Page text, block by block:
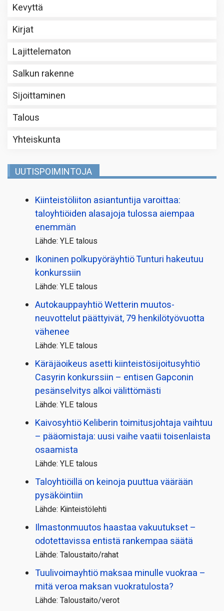
Kevyttä
Kirjat
Lajittelematon
Salkun rakenne
Sijoittaminen
Talous
Yhteiskunta
UUTISPOIMINTOJA
Kiinteistö­liiton asiantuntija varoittaa:
taloyhtiöiden alasajoja tulossa aiempaa
enemmän
Lähde: YLE talous
Ikoninen polkupyörä­yhtiö Tunturi hakeutuu
konkurssiin
Lähde: YLE talous
Autokauppayhtiö Wetterin muutos­
neuvottelut päättyivät, 79 henkilö­työvuotta
vähenee
Lähde: YLE talous
Käräjäoikeus asetti kiinteistö­sijoitusyhtiö
Casyrin konkurssiin – entisen Gapconin
pesänselvitys alkoi välittömästi
Lähde: YLE talous
Kaivosyhtiö Keliberin toimitusjohtaja vaihtuu
– pääomistaja: uusi vaihe vaatii toisenlaista
osaamista
Lähde: YLE talous
Taloyhtiöillä on keinoja puuttua väärään
pysäköintiin
Lähde: Kiinteistölehti
Ilmastonmuutos haastaa vakuutukset –
odotettavissa entistä rankempaa säätä
Lähde: Taloustaito/rahat
Tuulivoimayhtiö maksaa minulle vuokraa –
mitä veroa maksan vuokratulosta?
Lähde: Taloustaito/verot